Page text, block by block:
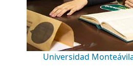
Universidad